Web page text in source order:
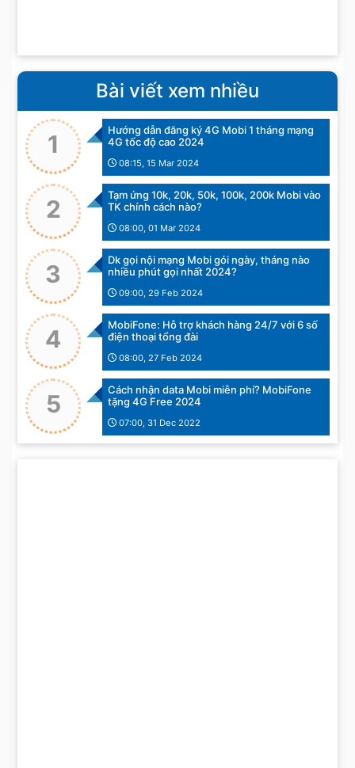
Bài viết xem nhiều
1
Hướng dẫn đăng ký 4G Mobi 1 tháng mạng
4G tốc độ cao 2024
08:15, 15 Mar 2024
2
Tạm ứng 10k, 20k, 50k, 100k, 200k Mobi vào
TK chính cách nào?
08:00, 01 Mar 2024
3
Dk gọi nội mạng Mobi gói ngày, tháng nào
nhiều phút gọi nhất 2024?
09:00, 29 Feb 2024
4
MobiFone: Hỗ trợ khách hàng 24/7 với 6 số
điện thoại tổng đài
08:00, 27 Feb 2024
5
Cách nhận data Mobi miễn phí? MobiFone
tặng 4G Free 2024
07:00, 31 Dec 2022